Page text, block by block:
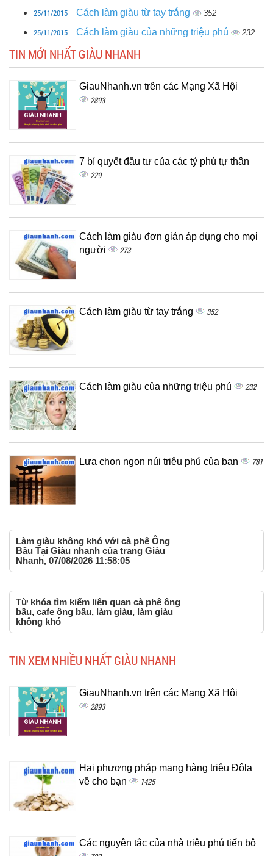
25/11/2015 Cách làm giàu từ tay trắng 352
25/11/2015 Cách làm giàu của những triệu phú 232
TIN MỚI NHẤT GIÀU NHANH
GiauNhanh.vn trên các Mạng Xã Hội
2893
7 bí quyết đầu tư của các tỷ phú tự thân
229
Cách làm giàu đơn giản áp dụng cho mọi
người
273
Cách làm giàu từ tay trắng 352
Cách làm giàu của những triệu phú 232
Lựa chọn ngọn núi triệu phú của bạn 781
Làm giàu không khó với cà phê Ông
Bầu Tại Giàu nhanh của trang Giàu
Nhanh, 07/08/2026 11:58:05
Từ khóa tìm kiếm liên quan cà phê ông
bầu, cafe ông bầu, làm giàu, làm giàu
không khó
TIN XEM NHIỀU NHẤT GIÀU NHANH
GiauNhanh.vn trên các Mạng Xã Hội
2893
Hai phương pháp mang hàng triệu Đôla
về cho bạn
1425
Các nguyên tắc của nhà triệu phú tiến bộ